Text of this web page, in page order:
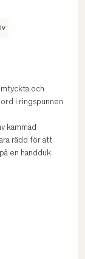
och
i ringspunnen
kammad
rädd för att
en handduk